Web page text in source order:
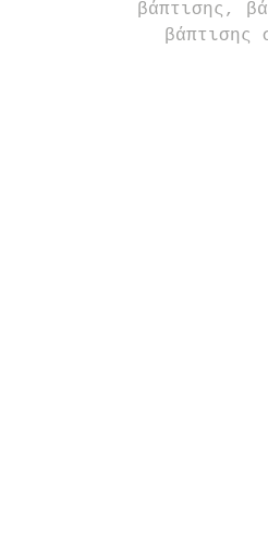
βάπτισης,
βάπτισης